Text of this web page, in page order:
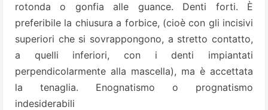
rotonda o gonfia alle guance. Denti forti. È
preferibile la chiusura a forbice, (cioè con gli incisivi
superiori che si sovrappongono, a stretto contatto,
a quelli inferiori, con i denti impiantati
perpendicolarmente alla mascella), ma è accettata
la tenaglia. Enognatismo o prognatismo
indesiderabili